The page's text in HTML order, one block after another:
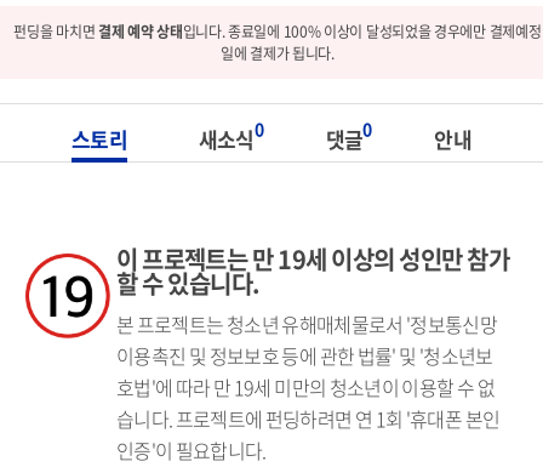
펀딩을 마치면결제 예약 상태입니다. 종료일에 100% 이상이 달성되었을 경우에만 결제예정
일에 결제가 됩니다.
스토리 새소식0 댓글0 안내
이 프로젝트는 만 19세 이상의 성인만 참가
할 수 있습니다.
본 프로젝트는 청소년 유해매체물로서 '정보통신망
이용촉진 및 정보보호 등에 관한 법률' 및 '청소년보
호법'에 따라 만 19세 미만의 청소년이 이용할 수 없
습니다. 프로젝트에 펀딩하려면 연 1회 '휴대폰 본인
인증'이 필요합니다.